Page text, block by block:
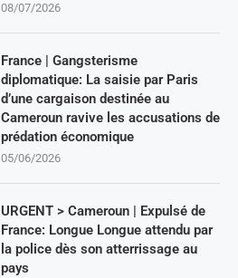
08/07/2026
France | Gangsterisme
diplomatique: La saisie par Paris
d’une cargaison destinée au
Cameroun ravive les accusations de
prédation économique
05/06/2026
URGENT > Cameroun | Expulsé de
France: Longue Longue attendu par
la police dès son atterrissage au
pays